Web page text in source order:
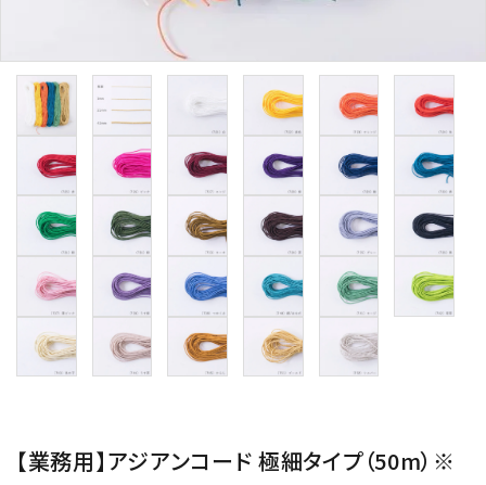
SHOP
店舗
CONTACT
お問い合わせ
【業務用】アジアンコード 極細タイプ（50m）※